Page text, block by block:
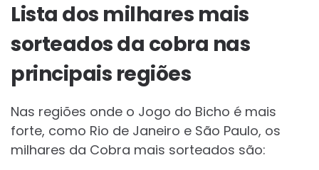
Lista dos milhares mais
sorteados da cobra nas
principais regiões
Nas regiões onde o Jogo do Bicho é mais
forte, como Rio de Janeiro e São Paulo, os
milhares da Cobra mais sorteados são: